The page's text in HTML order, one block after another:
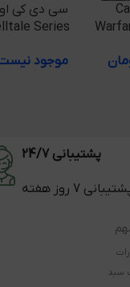
اطلاعات بیشتر
Series
موجود
پشتیبانی 24/7
7 روز هفته
سبد